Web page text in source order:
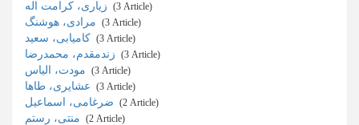
‎ (3 Article)
‎ (3 Article)
‎ (3 Article)
‎ (3 Article)
‎ (3 Article)
‎ (3 Article)
‎ (2 Article)
‎ (2 Article)